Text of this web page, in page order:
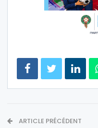
ARTICLE PRÉCÉDENT